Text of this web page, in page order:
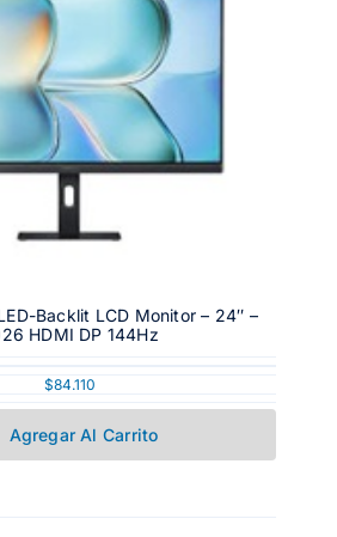
Backlit LCD Monitor – 24″ –
HDMI DP 144Hz
$84.110
Agregar Al Carrito